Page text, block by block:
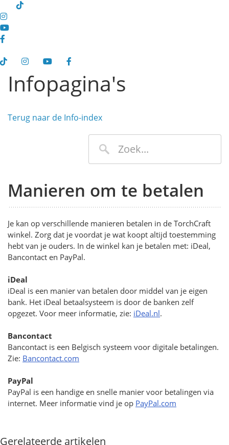
Infopagina's
Terug naar de Info-index
Manieren om te betalen
Je kan op verschillende manieren betalen in de TorchCraft
winkel. Zorg dat je voordat je wat koopt altijd toestemming
hebt van je ouders. In de winkel kan je betalen met: iDeal,
Bancontact en PayPal.
iDeal
iDeal is een manier van betalen door middel van je eigen
bank. Het iDeal betaalsysteem is door de banken zelf
opgezet. Voor meer informatie, zie: iDeal.nl.
Bancontact
Bancontact is een Belgisch systeem voor digitale betalingen.
Zie: Bancontact.com
PayPal
PayPal is een handige en snelle manier voor betalingen via
internet. Meer informatie vind je op PayPal.com
Gerelateerde artikelen